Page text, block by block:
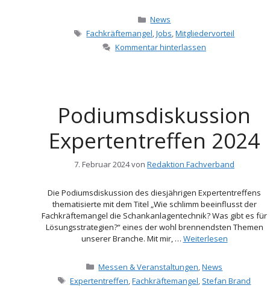
Kategorien
News
Schlagwörter
Fachkräftemangel,Jobs,Mitgliedervorteil
Kommentar hinterlassen
Podiumsdiskussion
Expertentreffen 2024
7. Februar 2024von Redaktion Fachverband
Die Podiumsdiskussion des diesjährigen Expertentreffens
thematisierte mit dem Titel „Wie schlimm beeinflusst der
Fachkräftemangel die Schankanlagentechnik? Was gibt es für
Lösungsstrategien?“ eines der wohl brennendsten Themen
unserer Branche. Mit mir, … Weiterlesen
Kategorien
Messen & Veranstaltungen,News
Schlagwörter
Expertentreffen,Fachkräftemangel, Stefan Brand